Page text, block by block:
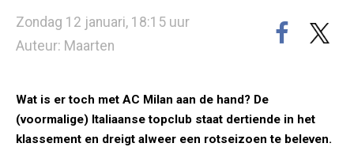
Zondag 12 januari, 18:15 uur
Auteur: Maarten
Wat is er toch met AC Milan aan de hand? De
(voormalige) Italiaanse topclub staat dertiende in het
klassement en dreigt alweer een rotseizoen te beleven.